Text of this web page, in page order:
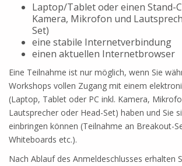
Laptop/Tablet oder einen Stand-
Kamera, Mikrofon und
Set)
eine stabile Internetverbindung
einen aktuellen Internetbrowser
Eine Teilnahme ist nur möglich, wenn Sie
Workshops vollen Zugang mit einem
(Laptop, Tablet oder PC inkl. Kamera,
Lautsprecher oder Head-Set) haben und Sie
einbringen können (Teilnahme an Breakout-
Whiteboards etc.).
Nach Ablauf des Anmeldeschlusses erhalten